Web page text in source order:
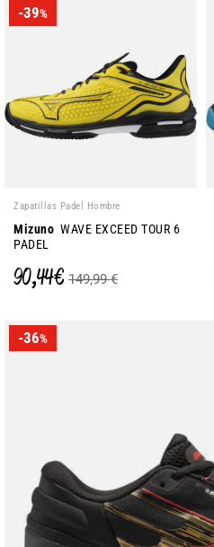
-39%
Zapatillas Padel Hombre
Mizuno WAVE EXCEED TOUR 6
PADEL
90,44 € 149,99 €
-36%